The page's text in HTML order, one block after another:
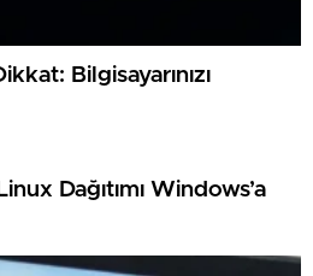
Bilgisayarınızı
Dağıtımı Windows’a